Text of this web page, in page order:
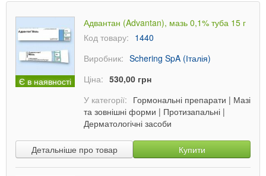
Є в наявності
Адвантан (Advantan), мазь 0,1% туба 15 г
Код товару: 1440
Виробник: Schering SpA (Італія)
Ціна: 530,00 грн
У категорії: Гормональні препарати | Мазі
та зовнішні форми | Протизапальні |
Дерматологічні засоби
Детальніше про товар Купити